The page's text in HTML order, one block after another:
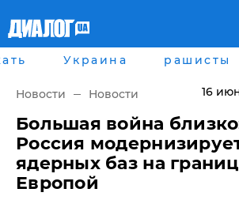
Главная
рассея
Мир
Беларусь
Военное обозрение
Наука и Техника
Экономика
Города
Харьков
Днепр
Львов
Украина рашисты
Новости Новости 16
​Большая война
Россия
ядерных баз на
Европой